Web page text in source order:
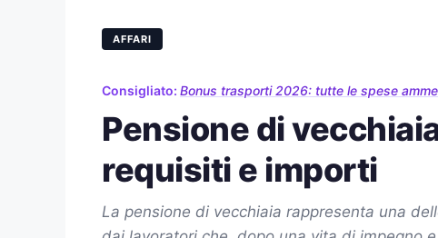
AFFARI
Consigliato: Bonus trasporti 2026: tutte le spese
Pensione di
requisiti e importi
La pensione di vecchiaia rappresenta una